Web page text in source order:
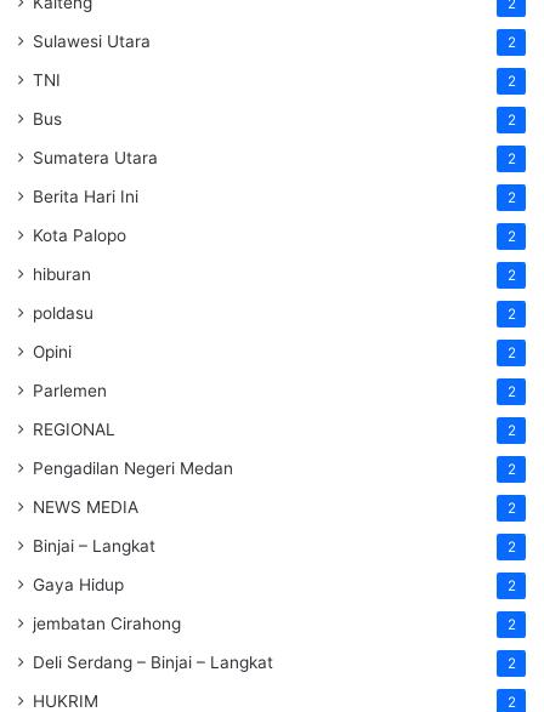
2
Sulawesi Utara 2
TNI 2
Bus 2
Sumatera Utara 2
Berita Hari Ini 2
Kota Palopo 2
hiburan 2
poldasu 2
Opini 2
Parlemen 2
REGIONAL 2
Pengadilan Negeri Medan 2
NEWS MEDIA 2
Binjai – Langkat 2
Gaya Hidup 2
jembatan Cirahong 2
Deli Serdang – Binjai – Langkat 2
HUKRIM 2